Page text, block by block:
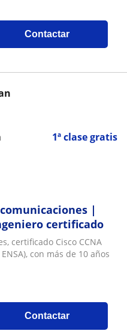
Contactar
1ª clase gratis
|
certificado
certificado Cisco CCNA
con más de 10 años
Contactar